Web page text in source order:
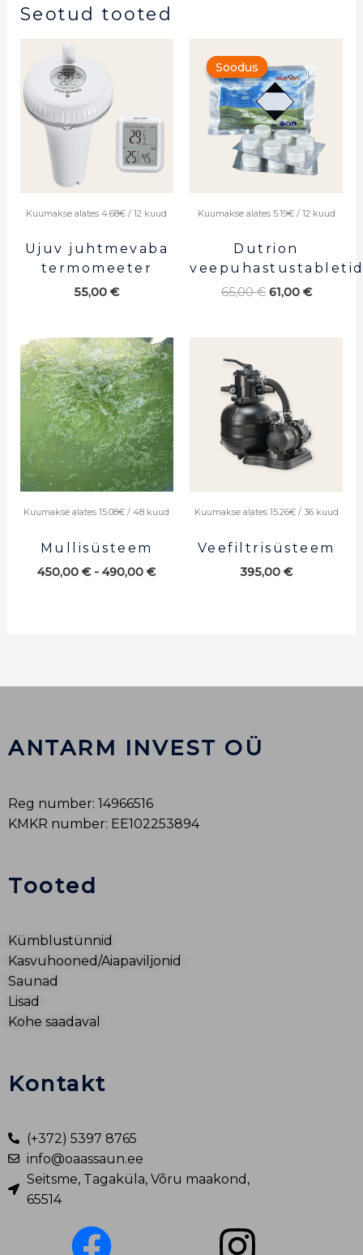
Seotud tooted
Kuumakse alates 4.68€ / 12 kuud
Ujuv juhtmevaba
termomeeter
55,00€
Soodus
Kuumakse alates 5.19€ / 12 kuud
Soodus
Dutrion
65,00€
oli:
65,00 €.
61,00 €
on:
61,00 €.
Kuumakse alates 15.08€ / 48 kuud
Mullisüsteem
450,00€-490,00€
Kuumakse alates 15.26€ / 36 kuud
Veefiltrisüsteem
395,00€
ANTARM INVEST OÜ
Reg number: 14966516
KMKR number: EE102253894
Tooted
Kümblustünnid
Kasvuhooned/Aiapaviljonid
Saunad
Lisad
Kohe saadaval
Kontakt
(+372) 5397 8765
info@oaassaun.ee
Seitsme, Tagaküla, Võru maakond,
65514